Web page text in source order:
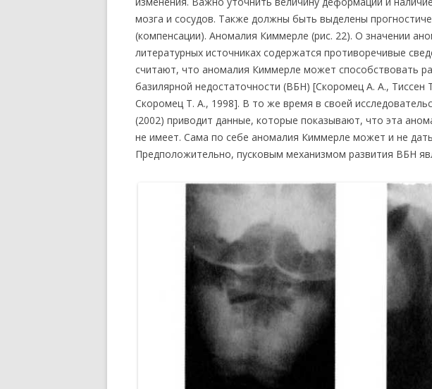
мозга и сосудов. Также должны быть выделены
(компенсации). Аномалия Киммерле (рис. 22). О значении
литературных источниках содержатся противоречивые
считают, что аномалия Киммерле может способствовать
базилярной недостаточности (ВБН) [Скоромец А. А., Тиссен
Скоромец Т. А., 1998]. В то же время в своей
(2002) приводит данные, которые показывают, что эта
не имеет. Сама по себе аномалия Киммерле может и не
Предположительно, пусковым механизмом развития ВБН